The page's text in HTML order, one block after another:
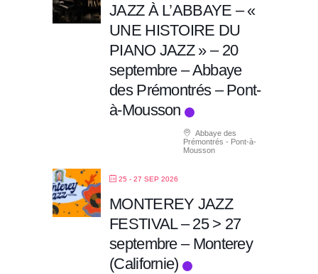
JAZZ À L’ABBAYE – «
UNE HISTOIRE DU
PIANO JAZZ » – 20
septembre – Abbaye
des Prémontrés – Pont-
à-Mousson
Abbaye des
Prémontrés - Pont-à-
Mousson
25 - 27 SEP 2026
MONTEREY JAZZ
FESTIVAL – 25 > 27
septembre – Monterey
(Californie)